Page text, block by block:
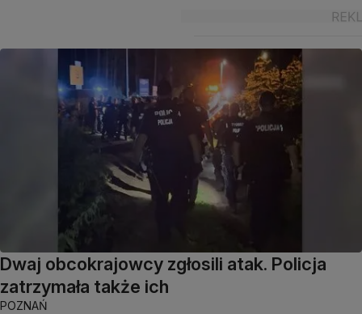
Dwaj obcokrajowcy zgłosili atak. Policja
zatrzymała także ich
POZNAŃ